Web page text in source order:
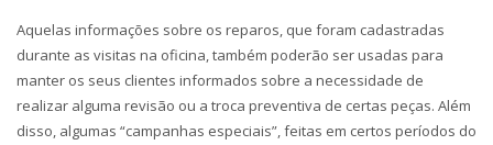
Aquelas informações sobre os reparos, que foram cadastradas
durante as visitas na oficina, também poderão ser usadas para
manter os seus clientes informados sobre a necessidade de
realizar alguma revisão ou a troca preventiva de certas peças. Além
disso, algumas “campanhas especiais”, feitas em certos períodos do